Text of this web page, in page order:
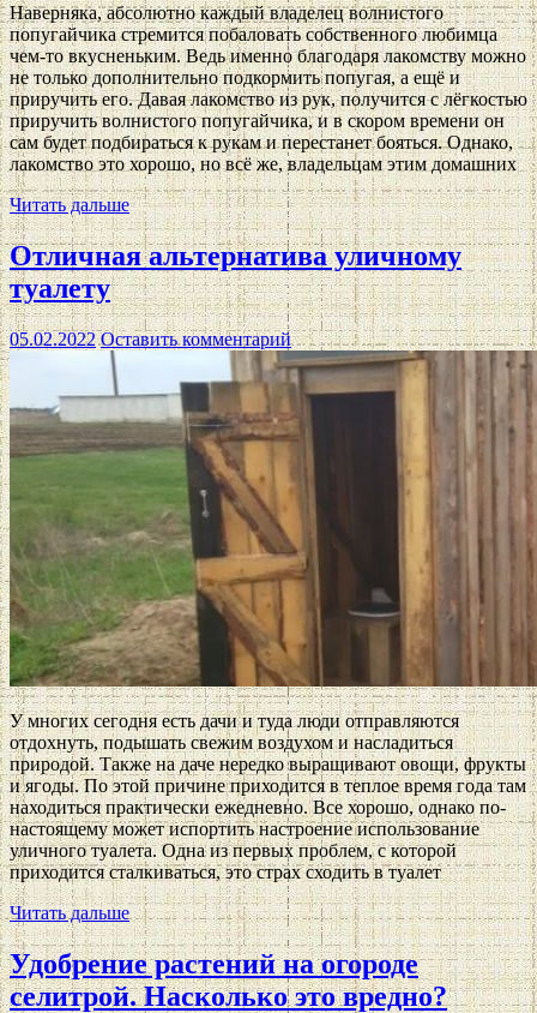
Наверняка, абсолютно каждый владелец волнистого
попугайчика стремится побаловать собственного любимца
чем-то вкусненьким. Ведь именно благодаря лакомству можно
не только дополнительно подкормить попугая, а ещё и
приручить его. Давая лакомство из рук, получится с лёгкостью
приручить волнистого попугайчика, и в скором времени он
сам будет подбираться к рукам и перестанет бояться. Однако,
лакомство это хорошо, но всё же, владельцам этим домашних
Читать дальше
Отличная альтернатива уличному
туалету
05.02.2022 Оставить комментарий
У многих сегодня есть дачи и туда люди отправляются
отдохнуть, подышать свежим воздухом и насладиться
природой. Также на даче нередко выращивают овощи, фрукты
и ягоды. По этой причине приходится в теплое время года там
находиться практически ежедневно. Все хорошо, однако по-
настоящему может испортить настроение использование
уличного туалета. Одна из первых проблем, с которой
приходится сталкиваться, это страх сходить в туалет
Читать дальше
Удобрение растений на огороде
селитрой. Насколько это вредно?